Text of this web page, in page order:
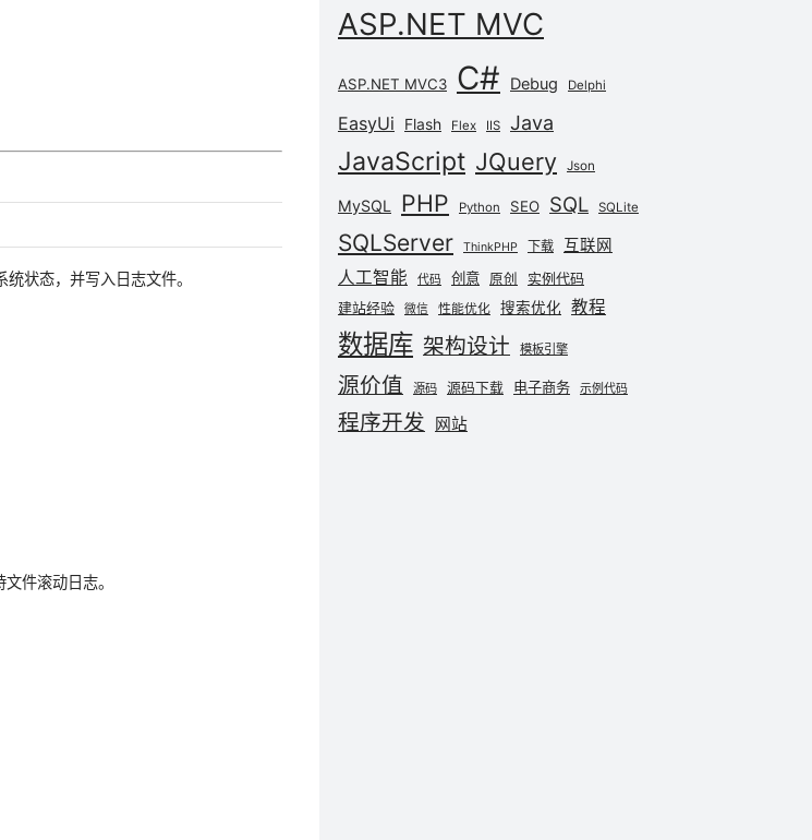
状态，并写入日志文件。
件滚动日志。
ASP.NET MVC
ASP.NET MVC3 C# Debug Delphi
EasyUi Flash Flex IIS Java
JavaScript JQuery Json
MySQL PHP Python SEO SQL SQLite
SQLServer ThinkPHP 下载 互联网
人工智能 代码 创意 原创
实例代码
建站经验
微信 性能优化 搜索优化 教程
数据库 架构设计 模板引擎
源价值 源码 源码下载 电子商务 示例代码
程序开发 网站